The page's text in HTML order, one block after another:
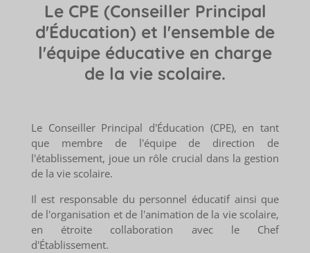
Le CPE (Conseiller Principal
d'Éducation) et l'ensemble de
l'équipe éducative en charge
de la vie scolaire.
Le Conseiller Principal d'Éducation (CPE), en tant
que membre de l'équipe de direction de
l'établissement, joue un rôle crucial dans la gestion
de la vie scolaire.
Il est responsable du personnel éducatif ainsi que
de l'organisation et de l'animation de la vie scolaire,
en étroite collaboration avec le Chef
d'Établissement.